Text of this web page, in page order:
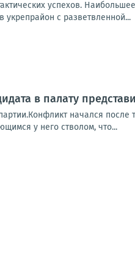
успехов.
с разветвленной...
в палату
начался после
у него стволом, что...